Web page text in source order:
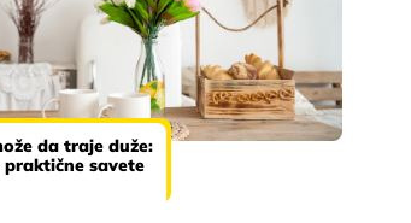
da traje duže:
savete